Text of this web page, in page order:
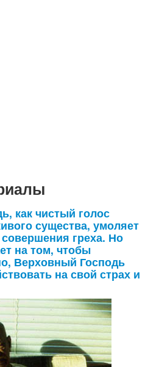
как чистый голос
существа, умоляет
греха. Но
на том, чтобы
Верховный Господь
на свой страх и